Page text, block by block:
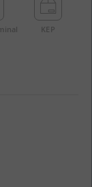
KEP